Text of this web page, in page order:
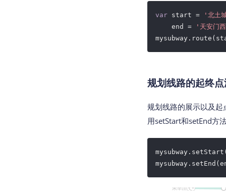
var start =
'北土
    end =
'天安门
规划线路的起终
规划线路的展示以及
用setStart和setEnd方